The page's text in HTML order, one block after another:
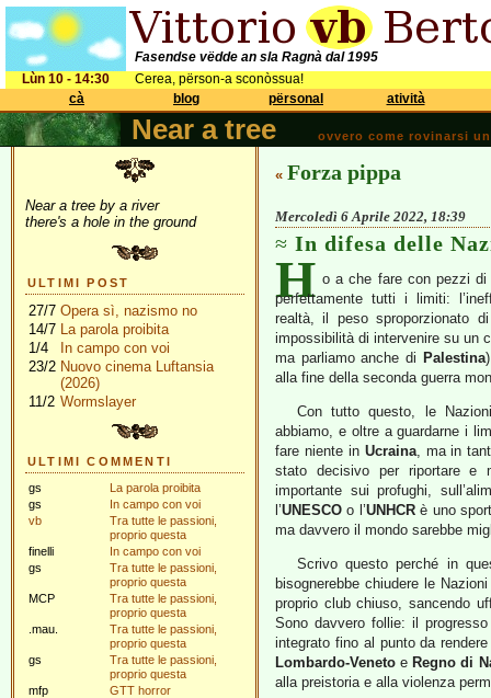
Fasendse vëdde an sla Ragnà dal 1995
Lùn 10 - 14:30
Cerea, përson-a sconòssua!
cà
blog përsonal atività
Near a tree ovvero come rovinarsi
Near a tree by a river
there's a hole in the ground
ULTIMI POST
27/7 Opera sì, nazismo no
14/7 La parola proibita
1/4
In campo con voi
23/2 Nuovo cinema Luftansia
(2026)
11/2 Wormslayer
ULTIMI COMMENTI
gs
La parola proibita
gs
In campo con voi
vb
Tra tutte le passioni,
proprio questa
finelli
In campo con voi
gs
Tra tutte le passioni,
proprio questa
MCP
Tra tutte le passioni,
proprio questa
.mau.
Tra tutte le passioni,
proprio questa
gs
Tra tutte le passioni,
proprio questa
mfp
GTT horror
« Forza pippa
Mercoledì 6 Aprile 2022, 18:39
In difesa delle
H o a che fare con pezzi
perfettamente tutti i limiti:
realtà, il peso sproporzionato
impossibilità di intervenire su un
ma parliamo anche di Palestina
alla fine della seconda guerra
Con tutto questo, le
abbiamo, e oltre a guardarne i
fare niente in Ucraina, ma in
stato decisivo per riportare e
importante sui profughi,
l’UNESCO o l’UNHCRè uno
ma davvero il mondo sarebbe
Scrivo questo perché in
bisognerebbe chiudere le
proprio club chiuso, sancendo
Sono davvero follie: il
integrato fino al punto da
Lombardo-Veneto e Regno di
alla preistoria e alla violenza